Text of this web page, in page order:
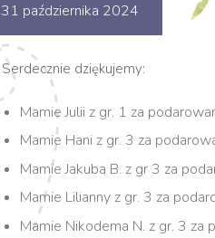
31 października 2024
Serdecznie dziękujemy:
Mamie Julii z gr. 1 za
Mamie Hani z gr. 3 za
Mamie Jakuba B. z gr 3 za
Mamie Lilianny z gr. 3 za
Mamie Nikodema N. z gr. 3 za